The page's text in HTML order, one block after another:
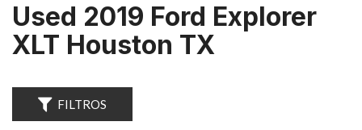
Used 2019 Ford Explorer
XLT Houston TX
FILTROS